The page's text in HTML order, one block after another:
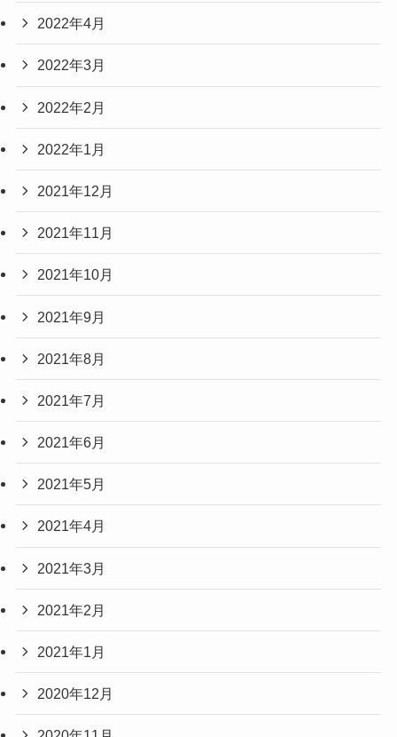
2022年4月
2022年3月
2022年2月
2022年1月
2021年12月
2021年11月
2021年10月
2021年9月
2021年8月
2021年7月
2021年6月
2021年5月
2021年4月
2021年3月
2021年2月
2021年1月
2020年12月